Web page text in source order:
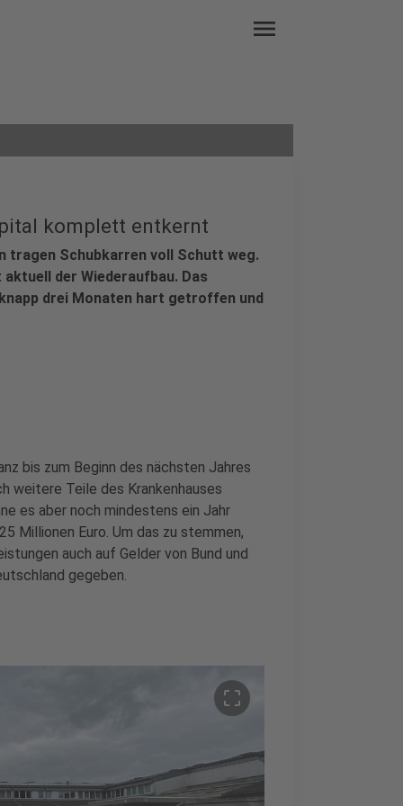
menu
komplett entkernt
tragen Schubkarren voll Schutt weg.
der Wiederaufbau. Das
drei Monaten hart getroffen und
bis zum Beginn des nächsten Jahres
weitere Teile des Krankenhauses
es aber noch mindestens ein Jahr
Millionen Euro. Um das zu stemmen,
auch auf Gelder von Bund und
gegeben.
crop_free